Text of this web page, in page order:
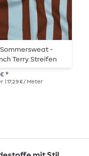
Sommersweat -
Terry Streifen
Braun
*
| 17,29 € / Meter